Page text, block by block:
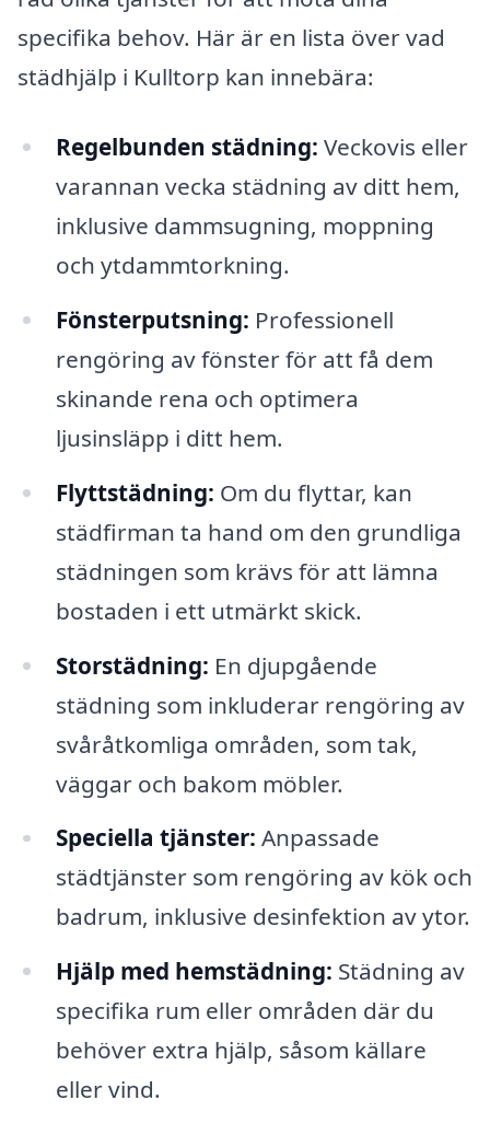
specifika behov. Här är en lista över vad
städhjälp i Kulltorp kan innebära:
Regelbunden städning: Veckovis eller
varannan vecka städning av ditt hem,
inklusive dammsugning, moppning
och ytdammtorkning.
Fönsterputsning: Professionell
rengöring av fönster för att få dem
skinande rena och optimera
ljusinsläpp i ditt hem.
Flyttstädning: Om du flyttar, kan
städfirman ta hand om den grundliga
städningen som krävs för att lämna
bostaden i ett utmärkt skick.
Storstädning: En djupgående
städning som inkluderar rengöring av
svåråtkomliga områden, som tak,
väggar och bakom möbler.
Speciella tjänster: Anpassade
städtjänster som rengöring av kök och
badrum, inklusive desinfektion av ytor.
Hjälp med hemstädning: Städning av
specifika rum eller områden där du
behöver extra hjälp, såsom källare
eller vind.